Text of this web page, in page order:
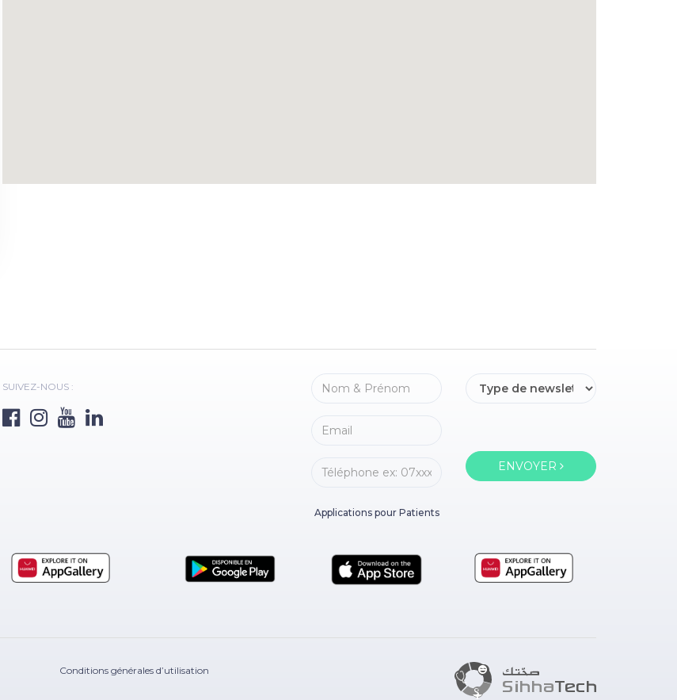
SUIVEZ-NOUS :
ENVOYER
Applications pour Patients
Conditions générales d’utilisation